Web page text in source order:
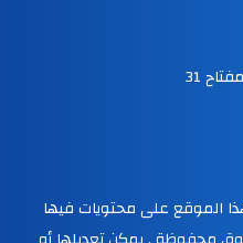
الموقع على محتويات فيها